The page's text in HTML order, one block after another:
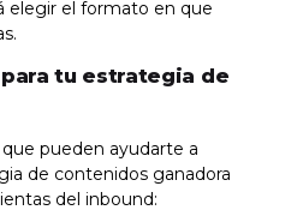
elegir el formato en que
tu estrategia de
pueden ayudarte a
de contenidos ganadora
del inbound: